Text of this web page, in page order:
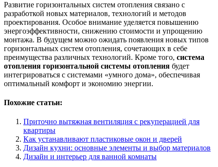
Развитие горизонтальных систем отопления связано с
разработкой новых материалов, технологий и методов
проектирования. Особое внимание уделяется повышению
энергоэффективности, снижению стоимости и упрощению
монтажа. В будущем можно ожидать появления новых типов
горизонтальных систем отопления, сочетающих в себе
преимущества различных технологий. Кроме того, система
отопления горизонтальной системы отопления будет
интегрироваться с системами «умного дома», обеспечивая
оптимальный комфорт и экономию энергии.
Похожие статьи:
Приточно вытяжная вентиляция с рекуперацией для
квартиры
Как устанавливают пластиковые окон и дверей
Дизайн кухни: основные элементы и выбор материалов
Дизайн и интерьер для ванной комнаты